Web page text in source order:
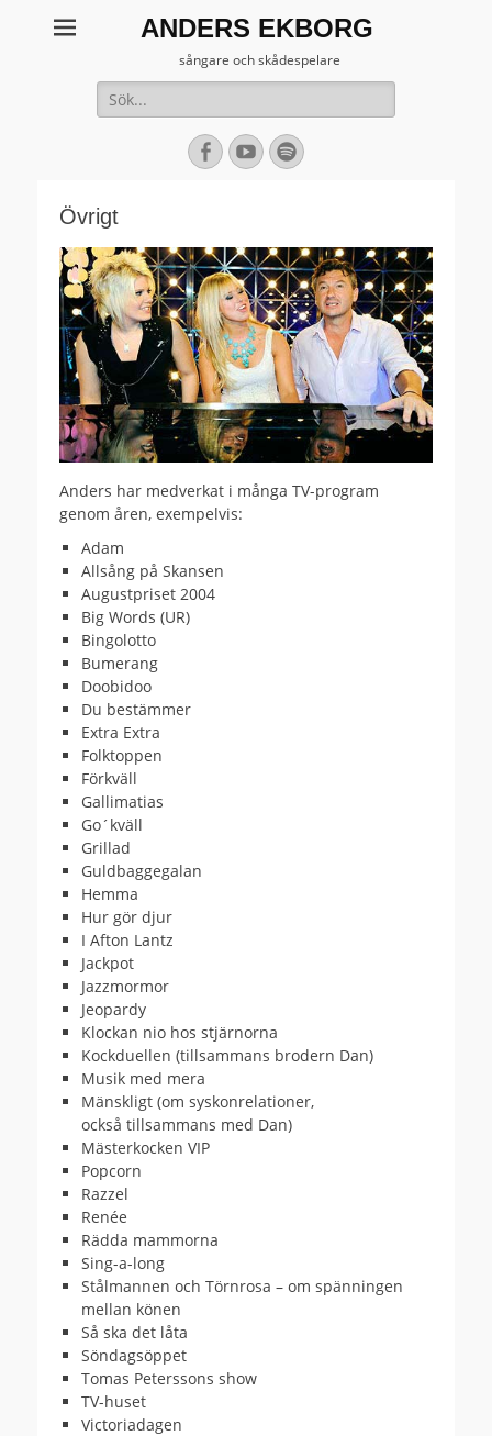
ANDERS EKBORG
sångare och skådespelare
Sök
efter:
Facebook
YouTubeSpotify
Övrigt
Anders har medverkat i många TV-program
genom åren, exempelvis:
Adam
Allsång på Skansen
Augustpriset 2004
Big Words (UR)
Bingolotto
Bumerang
Doobidoo
Du bestämmer
Extra Extra
Folktoppen
Förkväll
Gallimatias
Go´kväll
Grillad
Guldbaggegalan
Hemma
Hur gör djur
I Afton Lantz
Jackpot
Jazzmormor
Jeopardy
Klockan nio hos stjärnorna
Kockduellen (tillsammans brodern Dan)
Musik med mera
Mänskligt (om syskonrelationer,
också tillsammans med Dan)
Mästerkocken VIP
Popcorn
Razzel
Renée
Rädda mammorna
Sing-a-long
Stålmannen och Törnrosa – om spänningen
mellan könen
Så ska det låta
Söndagsöppet
Tomas Peterssons show
TV-huset
Victoriadagen